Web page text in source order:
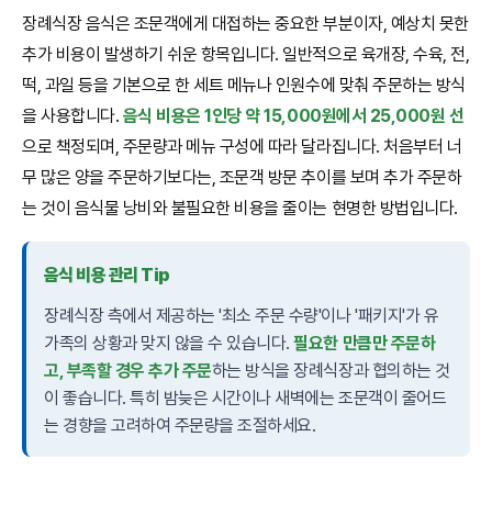
장례식장 음식은 조문객에게 대접하는 중요한 부분이자, 예상치 못한
추가 비용이 발생하기 쉬운 항목입니다. 일반적으로 육개장, 수육, 전,
떡, 과일 등을 기본으로 한 세트 메뉴나 인원수에 맞춰 주문하는 방식
을 사용합니다. 음식 비용은 1인당 약 15,000원에서 25,000원 선
으로 책정되며, 주문량과 메뉴 구성에 따라 달라집니다. 처음부터 너
무 많은 양을 주문하기보다는, 조문객 방문 추이를 보며 추가 주문하
는 것이 음식물 낭비와 불필요한 비용을 줄이는 현명한 방법입니다.
음식 비용 관리 Tip
장례식장 측에서 제공하는 '최소 주문 수량'이나 '패키지'가 유
가족의 상황과 맞지 않을 수 있습니다.필요한 만큼만 주문하
고, 부족할 경우 추가 주문하는 방식을 장례식장과 협의하는 것
이 좋습니다. 특히 밤늦은 시간이나 새벽에는 조문객이 줄어드
는 경향을 고려하여 주문량을 조절하세요.